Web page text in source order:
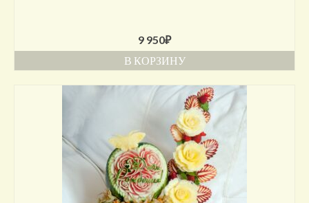
9 950₽
В КОРЗИНУ